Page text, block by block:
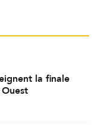
la finale